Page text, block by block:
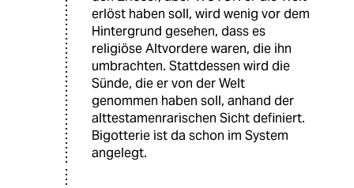
erlöst haben soll, wird wenig vor dem
Hintergrund gesehen, dass es
religiöse Altvordere waren, die ihn
umbrachten. Stattdessen wird die
Sünde, die er von der Welt
genommen haben soll, anhand der
alttestamenrarischen Sicht definiert.
Bigotterie ist da schon im System
angelegt.